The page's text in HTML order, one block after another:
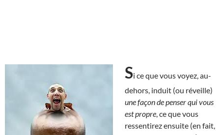
Si ce que vous voyez, au-
dehors, induit (ou réveille)
une façon de penser qui vous
est propre , ce que vous
ressentirez ensuite (en fait,